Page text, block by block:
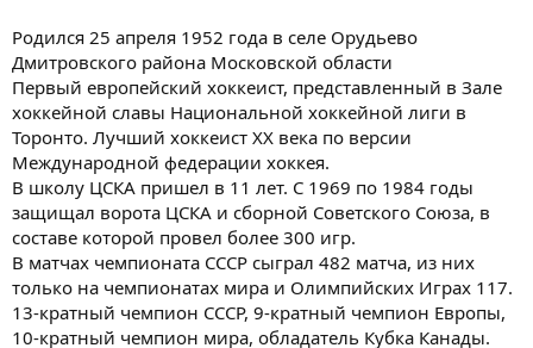
Родился 25 апреля 1952 года в селе Орудьево
Дмитровского района Московской области
Первый европейский хоккеист, представленный в Зале
хоккейной славы Национальной хоккейной лиги в
Торонто. Лучший хоккеист XX века по версии
Международной федерации хоккея.
В школу ЦСКА пришел в 11 лет. С 1969 по 1984 годы
защищал ворота ЦСКА и сборной Советского Союза, в
составе которой провел более 300 игр.
В матчах чемпионата СССР сыграл 482 матча, из них
только на чемпионатах мира и Олимпийских Играх 117.
13-кратный чемпион СССР, 9-кратный чемпион Европы,
10-кратный чемпион мира, обладатель Кубка Канады.